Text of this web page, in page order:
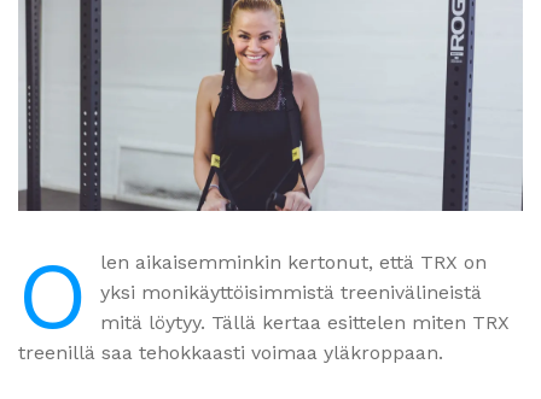
O
len aikaisemminkin kertonut, että TRX on
yksi monikäyttöisimmistä treenivälineistä
mitä löytyy. Tällä kertaa esittelen miten TRX
treenillä saa tehokkaasti voimaa yläkroppaan.